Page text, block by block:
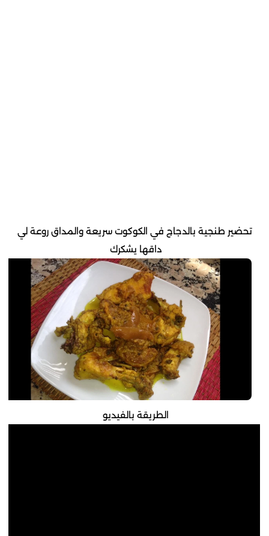
تحضير طنجية بالدجاج في الكوكوت سريعة والمداق روعة لي
داقها يشكرك
الطريقة بالفيديو